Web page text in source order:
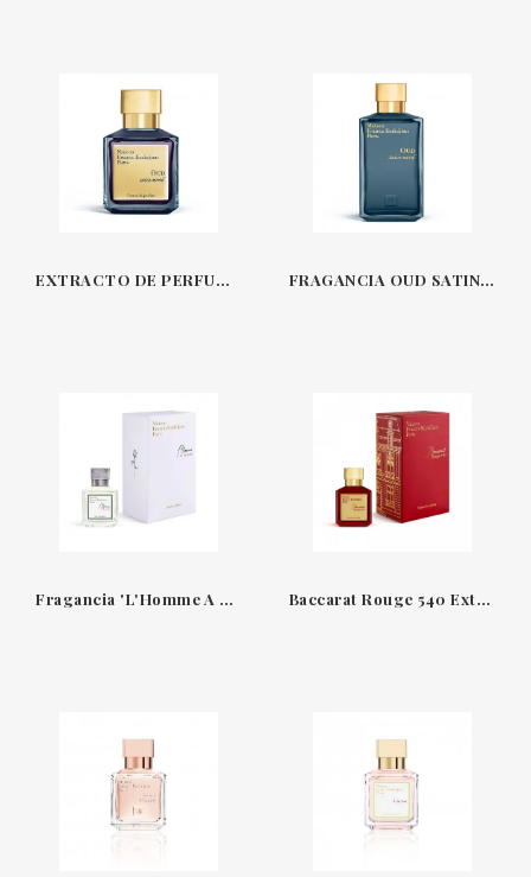
EXTRACTO DE PERFUME OUD SATIN MOOD UN PERFUME DE MAISON FRANCIS KURKDJIAN FRAGANCIA OUD SATIN MOOD UN PERFUME DE MAISON FRANCIS KURKDJIAN
Fragancia 'L'Homme A La Rose' Un Perfume De Maison Francis Kurkdjian 3700Fk Baccarat Rouge 540 Extrait De Parfum Francis Kurkdjian